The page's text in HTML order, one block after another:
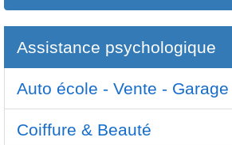
Assistance psychologique
Auto école - Vente - Garage
Coiffure & Beauté